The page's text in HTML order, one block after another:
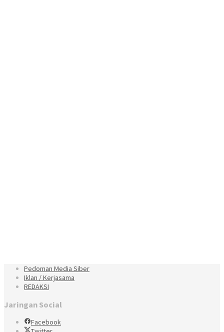
Pedoman Media Siber
Iklan / Kerjasama
REDAKSI
Jaringan Social
Facebook